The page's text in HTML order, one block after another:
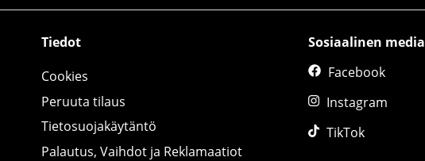
Tiedot
Cookies
Peruuta tilaus
Tietosuojakäytäntö
Palautus, Vaihdot ja Reklamaatiot
Sosiaalinen media
Facebook
Instagram
TikTok